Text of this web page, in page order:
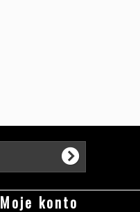
Moje konto